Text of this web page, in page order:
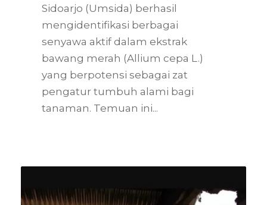
Sidoarjo (Umsida) berhasil
mengidentifikasi berbagai
senyawa aktif dalam ekstrak
bawang merah (Allium cepa L.)
yang berpotensi sebagai zat
pengatur tumbuh alami bagi
tanaman. Temuan ini...